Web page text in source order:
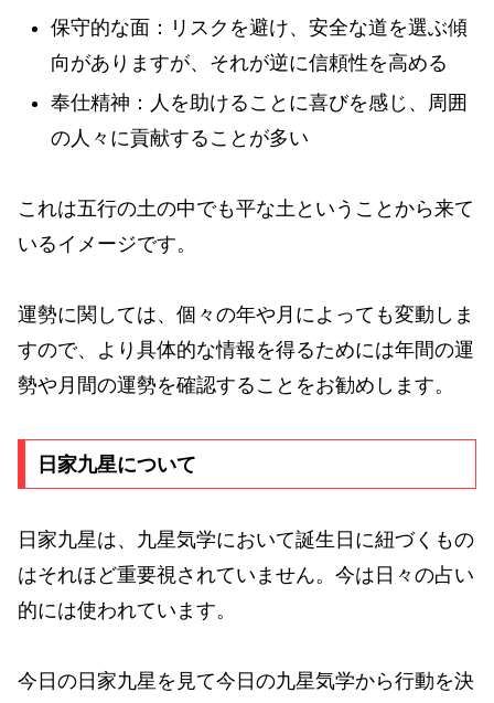
保守的な面：リスクを避け、安全な道を選ぶ傾
向がありますが、それが逆に信頼性を高める
奉仕精神：人を助けることに喜びを感じ、周囲
の人々に貢献することが多い
これは五行の土の中でも平な土ということから来て
いるイメージです。
運勢に関しては、個々の年や月によっても変動しま
すので、より具体的な情報を得るためには年間の運
勢や月間の運勢を確認することをお勧めします。
日家九星について
日家九星は、九星気学において誕生日に紐づくもの
はそれほど重要視されていません。今は日々の占い
的には使われています。
今日の日家九星を見て今日の九星気学から行動を決